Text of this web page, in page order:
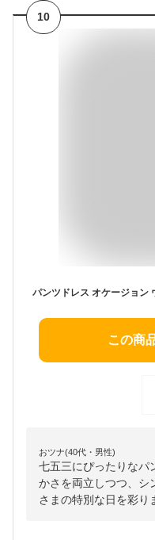
10
この商
おツナ(40代・男性)
七五三にぴったりなパ
かさを両立しつつ、シ
さまの特別な日を彩り